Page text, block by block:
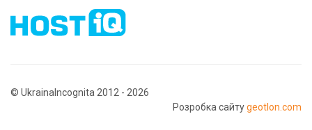
© UkrainaIncognita 2012 - 2026
Розробка сайтуgeotlon.com